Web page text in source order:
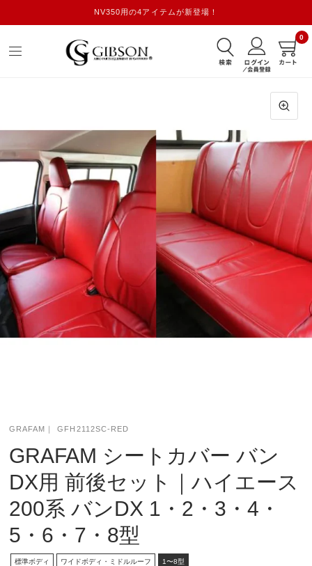
NV350用の4アイテムが新登場！
0
GRAFAM GFH2112SC-RED
GRAFAM シートカバー バン
DX用 前後セット｜ハイエース
200系 バンDX 1・2・3・4・
5・6・7・8型
標準ボディ ワイドボディ・ミドルルーフ 1〜8型